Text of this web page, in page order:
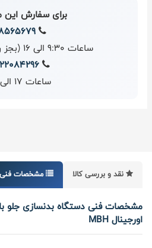
برای سفارش
ساعات 9:30 الی 16 (بجز روزهای تعطیل)
ساعات 17 الی 20
نقد و بررسی کالا مشخصات فنی
اورجینال MBH